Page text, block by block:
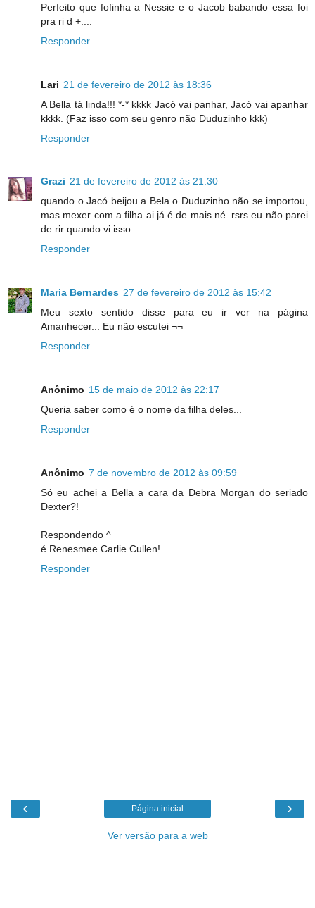
Perfeito que fofinha a Nessie e o Jacob babando essa foi
pra ri d +....
Responder
Lari 21 de fevereiro de 2012 às 18:36
A Bella tá linda!!! *-* kkkk Jacó vai panhar, Jacó vai apanhar
kkkk. (Faz isso com seu genro não Duduzinho kkk)
Responder
Grazi 21 de fevereiro de 2012 às 21:30
quando o Jacó beijou a Bela o Duduzinho não se importou,
mas mexer com a filha ai já é de mais né..rsrs eu não parei
de rir quando vi isso.
Responder
Maria Bernardes 27 de fevereiro de 2012 às 15:42
Meu sexto sentido disse para eu ir ver na página
Amanhecer... Eu não escutei ¬¬
Responder
Anônimo 15 de maio de 2012 às 22:17
Queria saber como é o nome da filha deles...
Responder
Anônimo 7 de novembro de 2012 às 09:59
Só eu achei a Bella a cara da Debra Morgan do seriado
Dexter?!
Respondendo ^
é Renesmee Carlie Cullen!
Responder
‹ ›
Página inicial
Ver versão para a web